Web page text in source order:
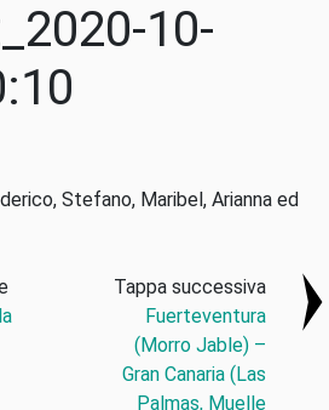
10-
Stefano, Maribel, Arianna ed
Tappa successiva
Fuerteventura
(Morro Jable) –
Gran Canaria (Las
Palmas, Muelle